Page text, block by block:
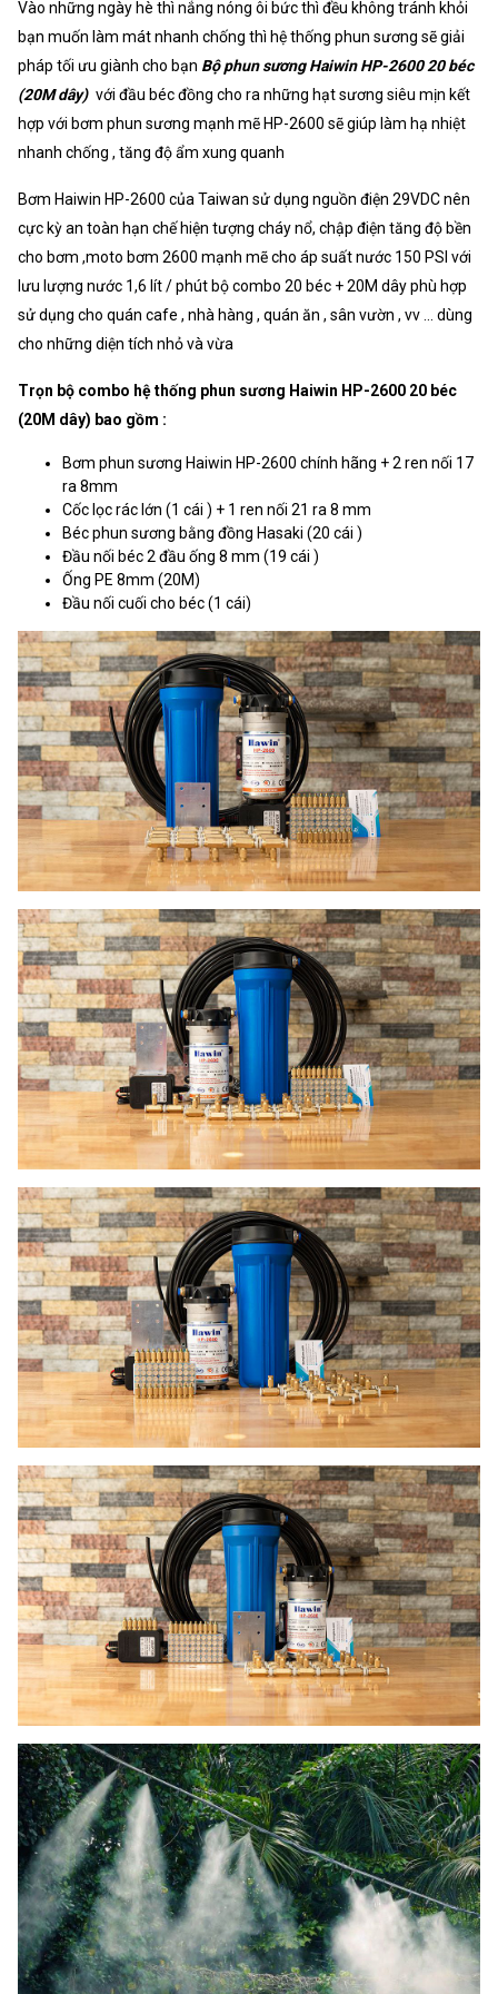
Vào những ngày hè thì nắng nóng ôi bức thì đều không tránh khỏi
bạn muốn làm mát nhanh chống thì hệ thống phun sương sẽ giải
pháp tối ưu giành cho bạn Bộ phun sương Haiwin HP-2600 20 béc
(20M dây) với đầu béc đồng cho ra những hạt sương siêu mịn kết
hợp với bơm phun sương mạnh mẽ HP-2600 sẽ giúp làm hạ nhiệt
nhanh chống , tăng độ ẩm xung quanh
Bơm Haiwin HP-2600 của Taiwan sử dụng nguồn điện 29VDC nên
cực kỳ an toàn hạn chế hiện tượng cháy nổ, chập điện tăng độ bền
cho bơm ,moto bơm 2600 mạnh mẽ cho áp suất nước 150 PSI với
lưu lượng nước 1,6 lít / phút bộ combo 20 béc + 20M dây phù hợp
sử dụng cho quán cafe , nhà hàng , quán ăn , sân vườn , vv ... dùng
cho những diện tích nhỏ và vừa
Trọn bộ combo hệ thống phun sương Haiwin HP-2600 20 béc
(20M dây) bao gồm :
Bơm phun sương Haiwin HP-2600 chính hãng + 2 ren nối 17
ra 8mm
Cốc lọc rác lớn (1 cái ) + 1 ren nối 21 ra 8 mm
Béc phun sương bằng đồng Hasaki (20 cái )
Đầu nối béc 2 đầu ống 8 mm (19 cái )
Ống PE 8mm (20M)
Đầu nối cuối cho béc (1 cái)